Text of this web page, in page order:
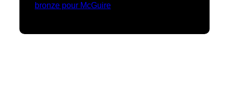
bronze pour McGuire